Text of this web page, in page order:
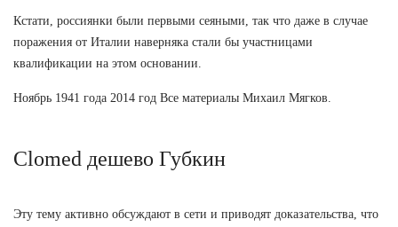
Кстати, россиянки были первыми сеяными, так что даже в случае
поражения от Италии наверняка стали бы участницами
квалификации на этом основании.
Ноябрь 1941 года 2014 год Все материалы Михаил Мягков.
Clomed дешево Губкин
Эту тему активно обсуждают в сети и приводят доказательства, что